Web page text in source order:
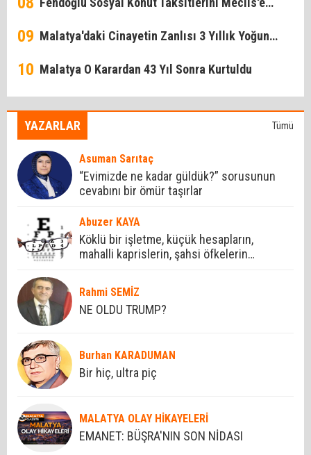
Taşıdı!
09 Malatya'daki Cinayetin Zanlısı 3 Yıllık Yoğun
Bakım Sürecinin Ardından Öldü
10 Malatya O Karardan 43 Yıl Sonra Kurtuldu
YAZARLAR Tümü
Asuman Sarıtaç
“Evimizde ne kadar güldük?” sorusunun
cevabını bir ömür taşırlar
Abuzer KAYA
Köklü bir işletme, küçük hesapların,
mahalli kaprislerin, şahsi öfkelerin
Rahmi SEMİZ
NE OLDU TRUMP?
Burhan KARADUMAN
Bir hiç, ultra piç
MALATYA OLAY HİKAYELERİ
EMANET: BÜŞRA'NIN SON NİDASI